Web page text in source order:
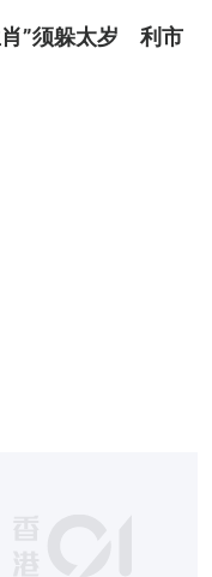
”须躲太岁　利市